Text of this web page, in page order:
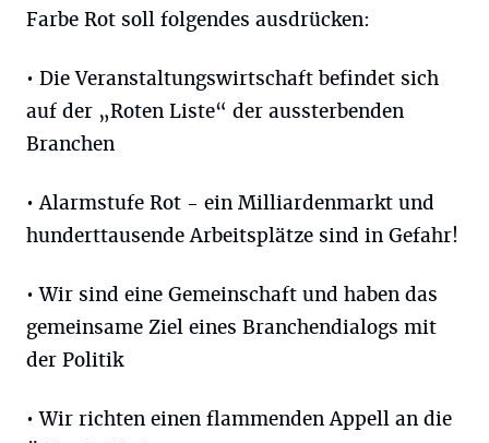
Farbe Rot soll folgendes ausdrücken:
• Die Veranstaltungswirtschaft befindet sich
auf der „Roten Liste“ der aussterbenden
Branchen
• Alarmstufe Rot - ein Milliardenmarkt und
hunderttausende Arbeitsplätze sind in Gefahr!
• Wir sind eine Gemeinschaft und haben das
gemeinsame Ziel eines Branchendialogs mit
der Politik
• Wir richten einen flammenden Appell an die